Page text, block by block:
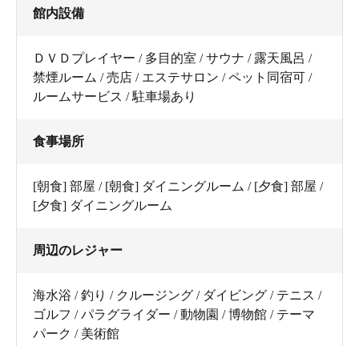
館内設備
ＤＶＤプレイヤー / 多目的室 / サウナ / 露天風呂 /
禁煙ルーム / 売店 / エステサロン / ペット同宿可 /
ルームサービス / 駐車場あり
食事場所
[朝食] 部屋 / [朝食] ダイニングルーム / [夕食] 部屋 /
[夕食] ダイニングルーム
周辺のレジャー
海水浴 / 釣り / クルージング / ダイビング / テニス /
ゴルフ / パラグライダー / 動物園 / 博物館 / テーマ
パーク / 美術館